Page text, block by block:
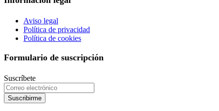
Aviso legal
Política de privacidad
Política de cookies
Formulario de suscripción
Suscríbete
Suscribirme